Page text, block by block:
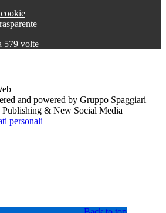
579 volte
and powered by Gruppo Spaggiari
& New Social Media
personali